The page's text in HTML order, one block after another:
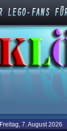
Freitag, 7. August 2026